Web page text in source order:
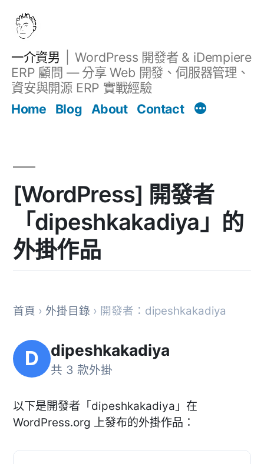
一介資男
WordPress 開發者 & iDempiere
ERP 顧問 — 分享 Web 開發、伺服器管理、
資安與開源 ERP 實戰經驗
Home
Blog About Contact
[WordPress] 開發者
「dipeshkakadiya」的
外掛作品
首頁 › 外掛目錄 › 開發者：dipeshkakadiya
D dipeshkakadiya
共 3 款外掛
以下是開發者「dipeshkakadiya」在
WordPress.org 上發布的外掛作品：
文章 Filter